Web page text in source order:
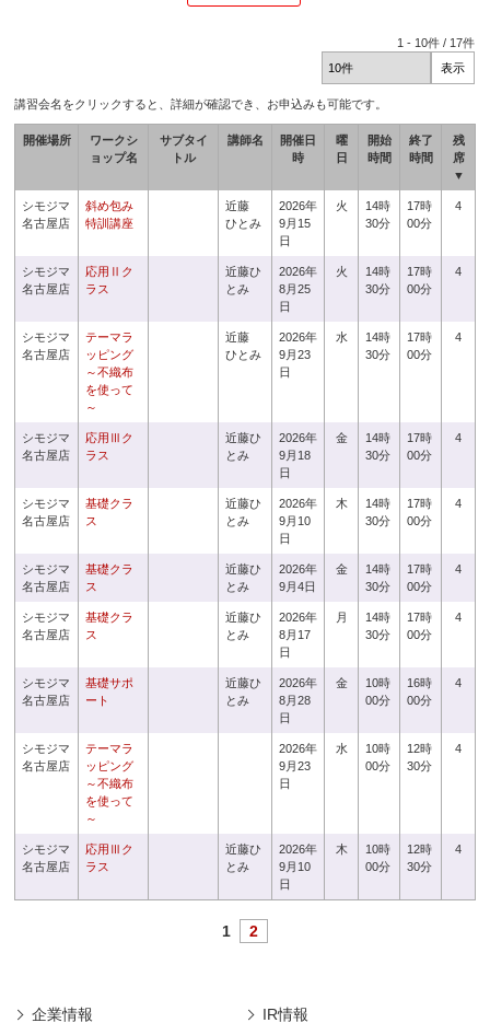
1 - 10件 / 17件
講習会名をクリックすると、詳細が確認でき、お申込みも可能です。
開催場所
ワークシ
ョップ名
サブタイ
トル
講師名
開催日
時
曜
日
開始
時間
終了
時間
残
席
▼
シモジマ
名古屋店
斜め包み
特訓講座
近藤
ひとみ
2026年
9月15
日
火
14時
30分
17時
00分
4
シモジマ
名古屋店
応用Ⅱク
ラス
近藤ひ
とみ
2026年
8月25
日
火
14時
30分
17時
00分
4
シモジマ
名古屋店
テーマラ
ッピング
～不織布
を使って
～
近藤
ひとみ
2026年
9月23
日
水
14時
30分
17時
00分
4
シモジマ
名古屋店
応用Ⅲク
ラス
近藤ひ
とみ
2026年
9月18
日
金
14時
30分
17時
00分
4
シモジマ
名古屋店
基礎クラ
ス
近藤ひ
とみ
2026年
9月10
日
木
14時
30分
17時
00分
4
シモジマ
名古屋店
基礎クラ
ス
近藤ひ
とみ
2026年
9月4日
金
14時
30分
17時
00分
4
シモジマ
名古屋店
基礎クラ
ス
近藤ひ
とみ
2026年
8月17
日
月
14時
30分
17時
00分
4
シモジマ
名古屋店
基礎サポ
ート
近藤ひ
とみ
2026年
8月28
日
金
10時
00分
16時
00分
4
シモジマ
名古屋店
テーマラ
ッピング
～不織布
を使って
～
2026年
9月23
日
水
10時
00分
12時
30分
4
シモジマ
名古屋店
応用Ⅲク
ラス
近藤ひ
とみ
2026年
9月10
日
木
10時
00分
12時
30分
4
1 2
企業情報 IR情報